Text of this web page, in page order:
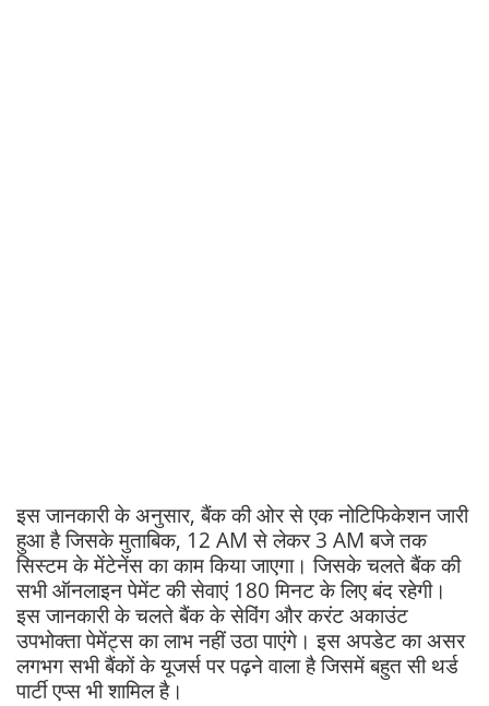
इस जानकारी के अनुसार, बैंक की ओर से एक नोटिफिकेशन जारी
हुआ है जिसके मुताबिक, 12 AM से लेकर 3 AM बजे तक
सिस्टम के मेंटेनेंस का काम किया जाएगा। जिसके चलते बैंक की
सभी ऑनलाइन पेमेंट की सेवाएं 180 मिनट के लिए बंद रहेगी।
इस जानकारी के चलते बैंक के सेविंग और करंट अकाउंट
उपभोक्ता पेमेंट्स का लाभ नहीं उठा पाएंगे। इस अपडेट का असर
लगभग सभी बैंकों के यूजर्स पर पढ़ने वाला है जिसमें बहुत सी थर्ड
पार्टी एप्स भी शामिल है।